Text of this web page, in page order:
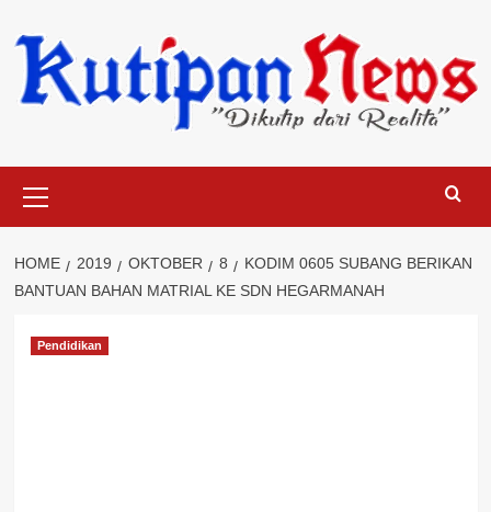
to
content
Menu
HOME 2019 OKTOBER 8
KODIM 0605 SUBANG BERIKAN
BANTUAN BAHAN MATRIAL KE SDN HEGARMANAH
Pendidikan